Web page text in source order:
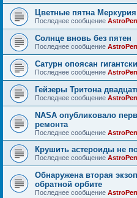
Цветные пятна Меркурия
Последнее сообщение
Солнце вновь без пятен
Последнее сообщение
Сатурн опоясан
Последнее сообщение
Гейзеры Тритона
Последнее сообщение
NASA опубликовало
ремонта
Последнее сообщение
Крушить астероиды не
Последнее сообщение
Обнаружена вторая
обратной орбите
Последнее сообщение